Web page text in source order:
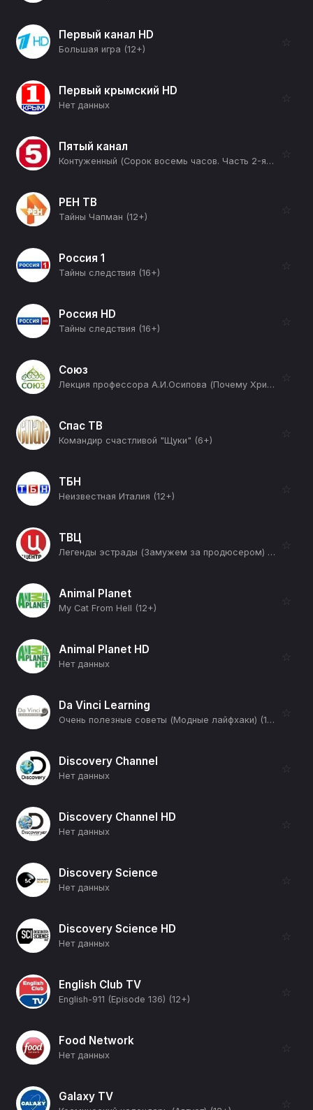
Первый канал HD
Большая игра (12+)
☆
Первый крымский HD
Нет данных
☆
Пятый канал
Контуженный (Сорок восемь часов. Часть 2-я) (16+)
☆
РЕН ТВ
Тайны Чапман (12+)
☆
Россия 1
Тайны следствия (16+)
☆
Россия HD
Тайны следствия (16+)
☆
Союз
Лекция профессора А.И.Осипова (Почему Христос не пришел императором? Часть 2-я) (12+)
☆
Спас ТВ
Командир счастливой "Щуки" (6+)
☆
ТБН
Неизвестная Италия (12+)
☆
ТВЦ
Легенды эстрады (Замужем за продюсером) (12+)
☆
Animal Planet
My Cat From Hell (12+)
☆
Animal Planet HD
Нет данных
☆
Da Vinci Learning
Очень полезные советы (Модные лайфхаки) (12+)
☆
Discovery Channel
Нет данных
☆
Discovery Channel HD
Нет данных
☆
Discovery Science
Нет данных
☆
Discovery Science HD
Нет данных
☆
English Club TV
English-911 (Episode 136) (12+)
☆
Food Network
Нет данных
☆
Galaxy TV ☆